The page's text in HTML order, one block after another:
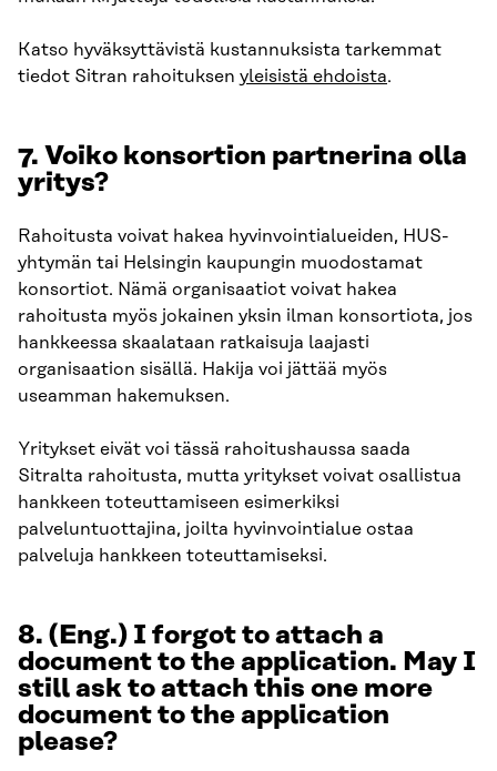
Katso hyväksyttävistä kustannuksista tarkemmat
tiedot Sitran rahoituksen yleisistä ehdoista.
7. Voiko konsortion partnerina olla
yritys?
Rahoitusta voivat hakea hyvinvointialueiden, HUS-
yhtymän tai Helsingin kaupungin muodostamat
konsortiot. Nämä organisaatiot voivat hakea
rahoitusta myös jokainen yksin ilman konsortiota, jos
hankkeessa skaalataan ratkaisuja laajasti
organisaation sisällä. Hakija voi jättää myös
useamman hakemuksen.
Yritykset eivät voi tässä rahoitushaussa saada
Sitralta rahoitusta, mutta yritykset voivat osallistua
hankkeen toteuttamiseen esimerkiksi
palveluntuottajina, joilta hyvinvointialue ostaa
palveluja hankkeen toteuttamiseksi.
8. (Eng.) I forgot to attach a
document to the application. May I
still ask to attach this one more
document to the application
please?